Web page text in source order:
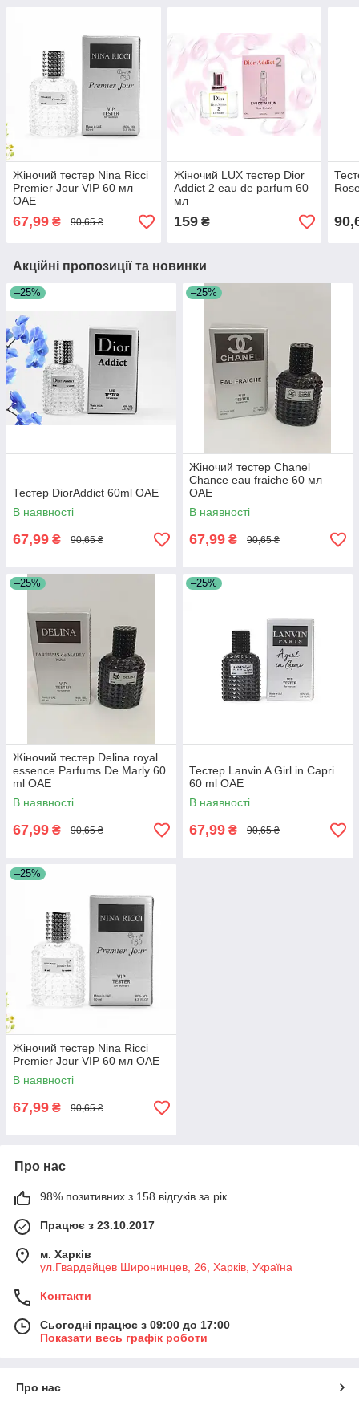
Жіночий тестер Nina Ricci
Premier Jour VIP 60 мл
ОАЕ
67,99 ₴ 90,65 ₴
Жіночий LUX тестер Dior
Addict 2 eau de parfum 60
мл
159₴
Акційні пропозиції та новинки
–25%
Тестер DiorAddict 60ml ОАЕ
В наявності
67,99 ₴ 90,65 ₴
–25%
Жіночий тестер Chanel
Chance eau fraiche 60 мл
ОАЕ
В наявності
67,99 ₴ 90,65 ₴
–25%
Жіночий тестер Delina royal
essence Parfums De Marly 60
ml ОАЕ
В наявності
67,99 ₴ 90,65 ₴
–25%
Тестер Lanvin A Girl in Capri
60 ml ОАЕ
В наявності
67,99 ₴ 90,65 ₴
–25%
Жіночий тестер Nina Ricci
Premier Jour VIP 60 мл ОАЕ
В наявності
67,99 ₴ 90,65 ₴
Про нас
98% позитивних з 158 відгуків за рік
Працює з 23.10.2017
м. Харків
ул.Гвардейцев Широнинцев, 26, Харків, Україна
Контакти
Сьогодні працює з 09:00 до 17:00
Показати весь графік роботи
Про нас